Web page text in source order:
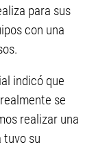
para sus
con una
indicó que
se
realizar una
tuvo su